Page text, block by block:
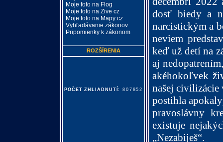
dosť biedy a
narcistickým a
neviem
keď už detí na
aj
akéhokoľvek
našej civilizácie
postihla
pravoslávny
existuje
„Nezabiješ“.
Moje foto na Flog
Moje foto na Zive cz
Moje foto na Mapy cz
Vyhľadávanie zákonov
Pripomienky k zákonom
ROZŠÍRENIA
POČET ZHLIADNUTÍ: 807852